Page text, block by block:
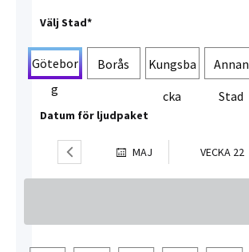
Välj Stad*
Götebor
g
Borås
Kungsba
cka
Annan
Stad
Datum för ljudpaket
MAJ VECKA 22